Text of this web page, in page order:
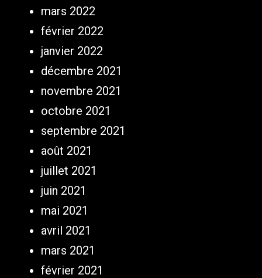
mars 2022
février 2022
janvier 2022
décembre 2021
novembre 2021
octobre 2021
septembre 2021
août 2021
juillet 2021
juin 2021
mai 2021
avril 2021
mars 2021
février 2021